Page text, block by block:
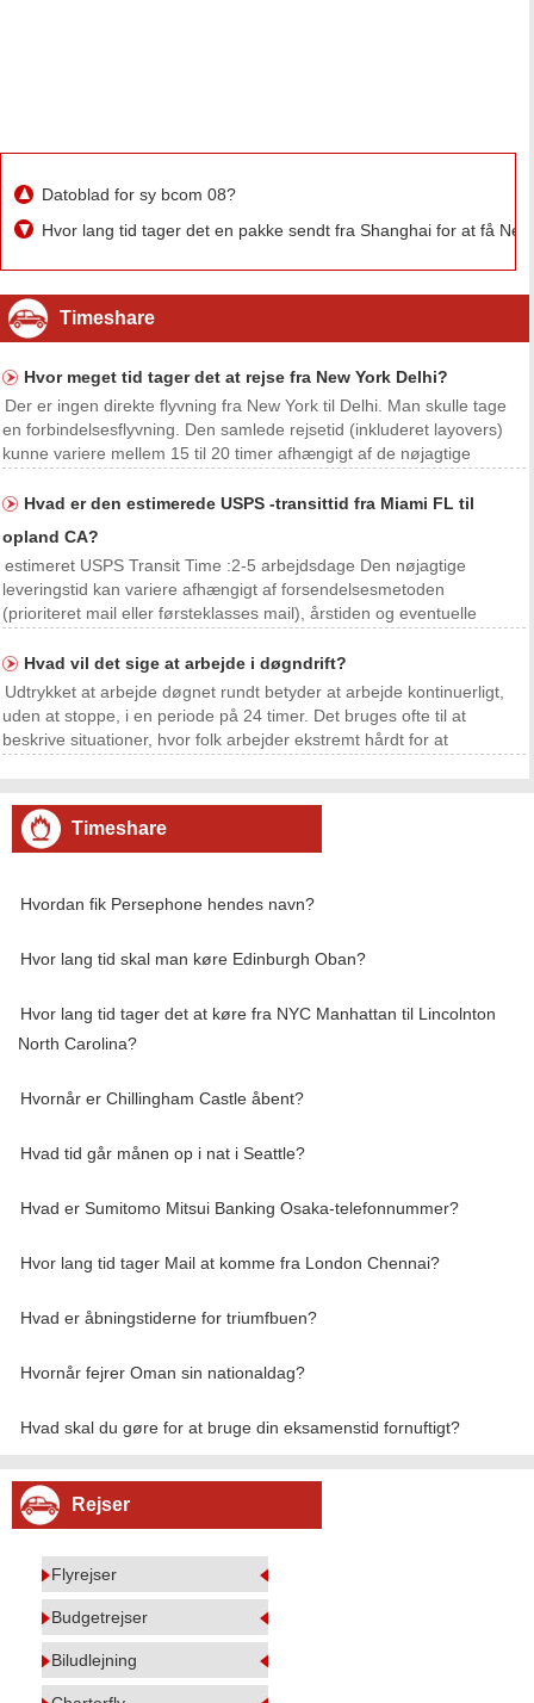
Datoblad for sy bcom 08?
Hvor lang tid tager det en pakke sendt fra Shanghai for at få
Timeshare
Hvor meget tid tager det at rejse fra New York Delhi?
Der er ingen direkte flyvning fra New York til Delhi. Man skulle tage
en forbindelsesflyvning. Den samlede rejsetid (inkluderet layovers)
kunne variere mellem 15 til 20 timer afhængigt af de nøjagtige
Hvad er den estimerede USPS -transittid fra Miami FL til
opland CA?
estimeret USPS Transit Time :2-5 arbejdsdage Den nøjagtige
leveringstid kan variere afhængigt af forsendelsesmetoden
(prioriteret mail eller førsteklasses mail), årstiden og eventuelle
Hvad vil det sige at arbejde i døgndrift?
Udtrykket at arbejde døgnet rundt betyder at arbejde kontinuerligt,
uden at stoppe, i en periode på 24 timer. Det bruges ofte til at
beskrive situationer, hvor folk arbejder ekstremt hårdt for at
Timeshare
Hvordan fik Persephone hendes navn?
Hvor lang tid skal man køre Edinburgh Oban?
Hvor lang tid tager det at køre fra NYC Manhattan til Lincolnton
North Carolina?
Hvornår er Chillingham Castle åbent?
Hvad tid går månen op i nat i Seattle?
Hvad er Sumitomo Mitsui Banking Osaka-telefonnummer?
Hvor lang tid tager Mail at komme fra London Chennai?
Hvad er åbningstiderne for triumfbuen?
Hvornår fejrer Oman sin nationaldag?
Hvad skal du gøre for at bruge din eksamenstid fornuftigt?
Rejser
Flyrejser
Budgetrejser
Biludlejning